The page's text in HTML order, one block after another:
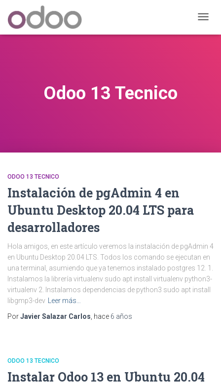
MODO
Odoo 13 Tecnico
ODOO 13 TECNICO
Instalación de pgAdmin 4 en
Ubuntu Desktop 20.04 LTS para
desarrolladores
Hola amigos, en este artículo veremos la instalación de pgAdmin 4
en Ubuntu Desktop 20.04 LTS. Todos los comando se ejecutan en
una terminal, asumiendo que ya tenemos instalado postgres 12. 1.
Instalamos la librería virtualenv sudo apt install virtualenv python3-
virtualenv 2. Instalamos dependencias de python3 sudo apt install
libgmp3-dev
Leer más…
PorJavier Salazar Carlos , hace 6 años
ODOO 13 TECNICO
Instalar Odoo 13 en Ubuntu 20.04